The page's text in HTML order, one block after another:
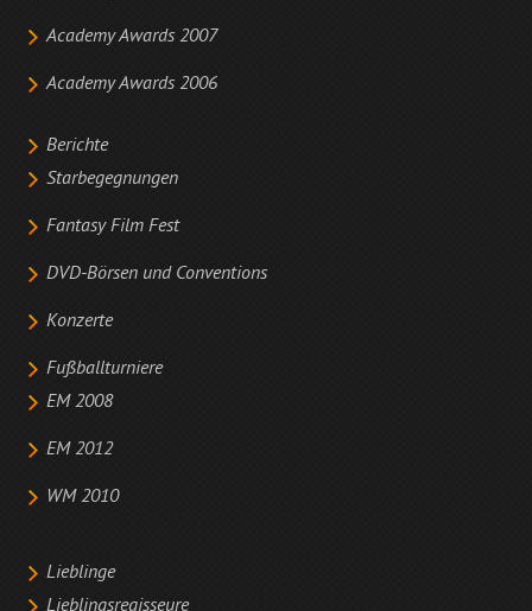
Academy Awards 2007
Academy Awards 2006
Berichte
Starbegegnungen
Fantasy Film Fest
DVD-Börsen und Conventions
Konzerte
Fußballturniere
EM 2008
EM 2012
WM 2010
Lieblinge